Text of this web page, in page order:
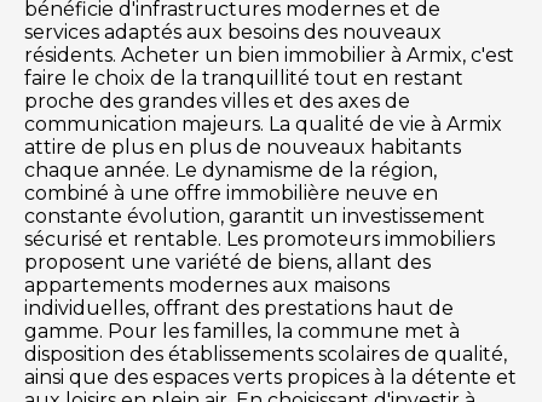
bénéficie d'infrastructures modernes et de
services adaptés aux besoins des nouveaux
résidents. Acheter un bien immobilier à Armix, c'est
faire le choix de la tranquillité tout en restant
proche des grandes villes et des axes de
communication majeurs. La qualité de vie à Armix
attire de plus en plus de nouveaux habitants
chaque année. Le dynamisme de la région,
combiné à une offre immobilière neuve en
constante évolution, garantit un investissement
sécurisé et rentable. Les promoteurs immobiliers
proposent une variété de biens, allant des
appartements modernes aux maisons
individuelles, offrant des prestations haut de
gamme. Pour les familles, la commune met à
disposition des établissements scolaires de qualité,
ainsi que des espaces verts propices à la détente et